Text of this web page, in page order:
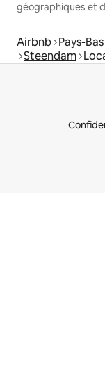
géographiques et
Airbnb Pays-Bas
Steendam